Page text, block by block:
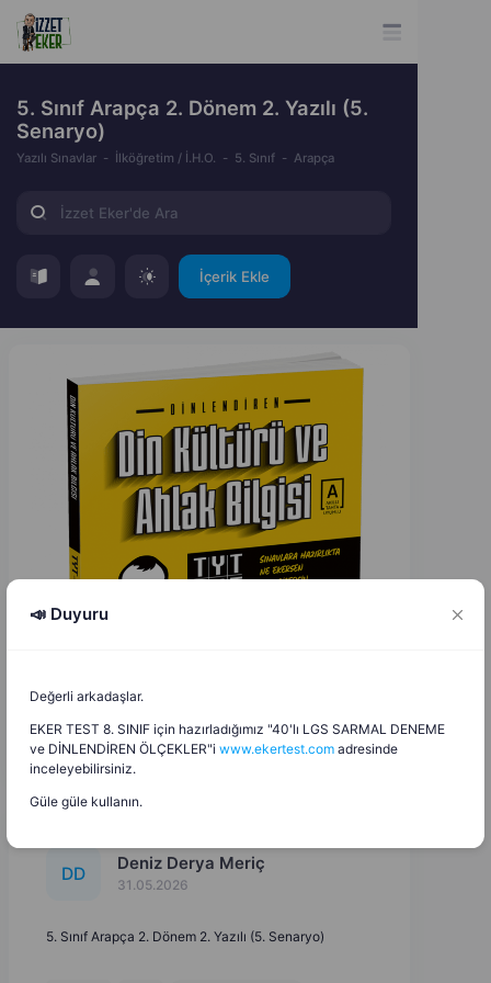
5. Sınıf Arapça 2. Dönem 2. Yazılı (5.
Senaryo)
Yazılı Sınavlar İlköğretim / İ.H.O. 5. Sınıf Arapça
İçerik Ekle
DD Deniz Derya Meriç
31.05.2026
5. Sınıf Arapça 2. Dönem 2. Yazılı (5. Senaryo)
📣 Duyuru
Değerli arkadaşlar.
EKER TEST 8. SINIF için hazırladığımız "40'lı LGS SARMAL DENEME
ve DİNLENDİREN ÖLÇEKLER"i www.ekertest.com adresinde
inceleyebilirsiniz.
Güle güle kullanın.